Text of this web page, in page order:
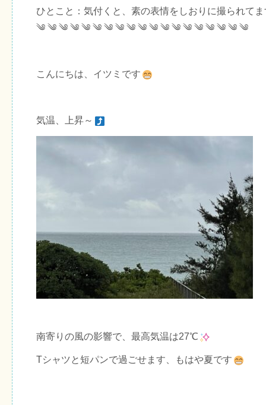
ひとこと：気付くと、素の表情をしおりに撮られてま
༄ ༄ ༄ ༄ ༄ ༄ ༄ ༄ ༄ ༄ ༄ ༄ ༄ ༄ ༄ ༄ ༄ ༄ ༄
こんにちは、イツミです
気温、上昇～
南寄りの風の影響で、最高気温は27℃
Tシャツと短パンで過ごせます、もはや夏です